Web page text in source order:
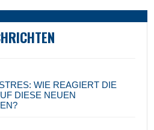
WIE REAGIERT DIE
DIESE NEUEN